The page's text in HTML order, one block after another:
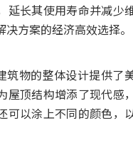
延长其使用寿命并减少
方案的经济高效选择。
筑物的整体设计提供了
屋顶结构增添了现代感
可以涂上不同的颜色，